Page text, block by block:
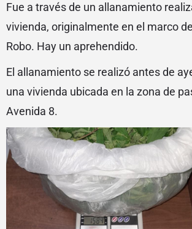
Fue a través de un allanamiento
vivienda, originalmente en el marco
Robo. Hay un aprehendido.
El allanamiento se realizó antes de
una vivienda ubicada en la zona de
Avenida 8.